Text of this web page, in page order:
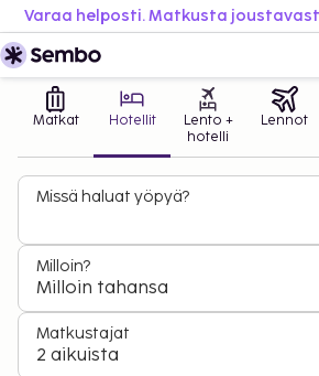
Matkat Hotellit
Lento +
hotelli
Lennot
Missä haluat yöpyä?
Milloin?
Milloin tahansa
Matkustajat
2 aikuista